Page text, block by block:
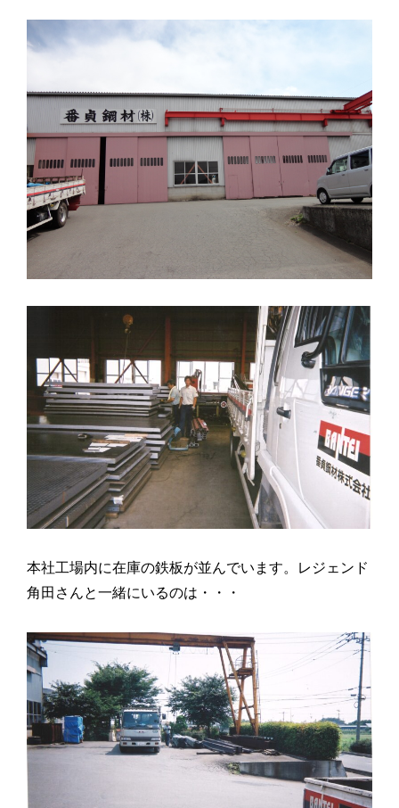
本社工場内に在庫の鉄板が並んでいます。レジェンド
角田さんと一緒にいるのは・・・